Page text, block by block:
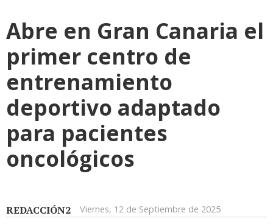
Abre en Gran Canaria el
primer centro de
entrenamiento
deportivo adaptado
para pacientes
oncológicos
REDACCIÓN2 Viernes, 12 de Septiembre de 2025